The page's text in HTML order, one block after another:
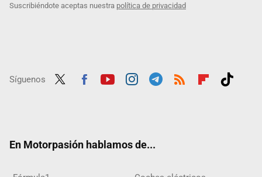
Suscribiéndote aceptas nuestra política de privacidad
Síguenos
En Motorpasión hablamos de...